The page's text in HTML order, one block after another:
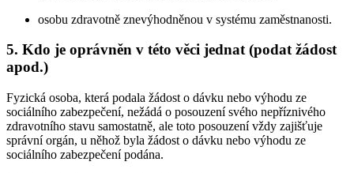
osobu zdravotně znevýhodněnou v systému zaměstnanosti.
5. Kdo je oprávněn v této věci jednat (podat žádost
apod.)
Fyzická osoba, která podala žádost o dávku nebo výhodu ze
sociálního zabezpečení, nežádá o posouzení svého nepříznivého
zdravotního stavu samostatně, ale toto posouzení vždy zajišťuje
správní orgán, u něhož byla žádost o dávku nebo výhodu ze
sociálního zabezpečení podána.